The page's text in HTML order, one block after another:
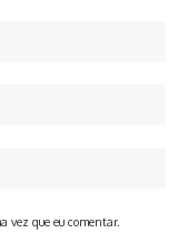
vez que eu comentar.